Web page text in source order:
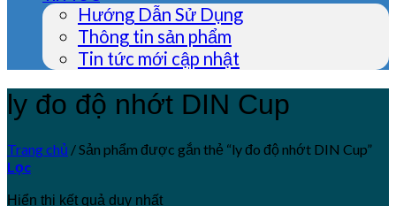
Hướng Dẫn Sử Dụng
Thông tin sản phẩm
Tin tức mới cập nhật
ly đo độ nhớt DIN Cup
Trang chủ /Sản phẩm được gắn thẻ “ly đo độ nhớt DIN Cup”
Lọc
Hiển thị kết quả duy nhất